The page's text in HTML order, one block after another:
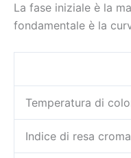
La fase iniziale è la
fondamentale è la
Temperatura di
Indice di resa